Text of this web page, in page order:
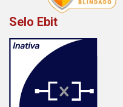
Selo Ebit